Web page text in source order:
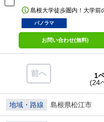
島根大学徒歩圏内！大学前
パノラマ
お問い合わせ(無料)
前へ
1
(24
地域・路線 島根県松江市